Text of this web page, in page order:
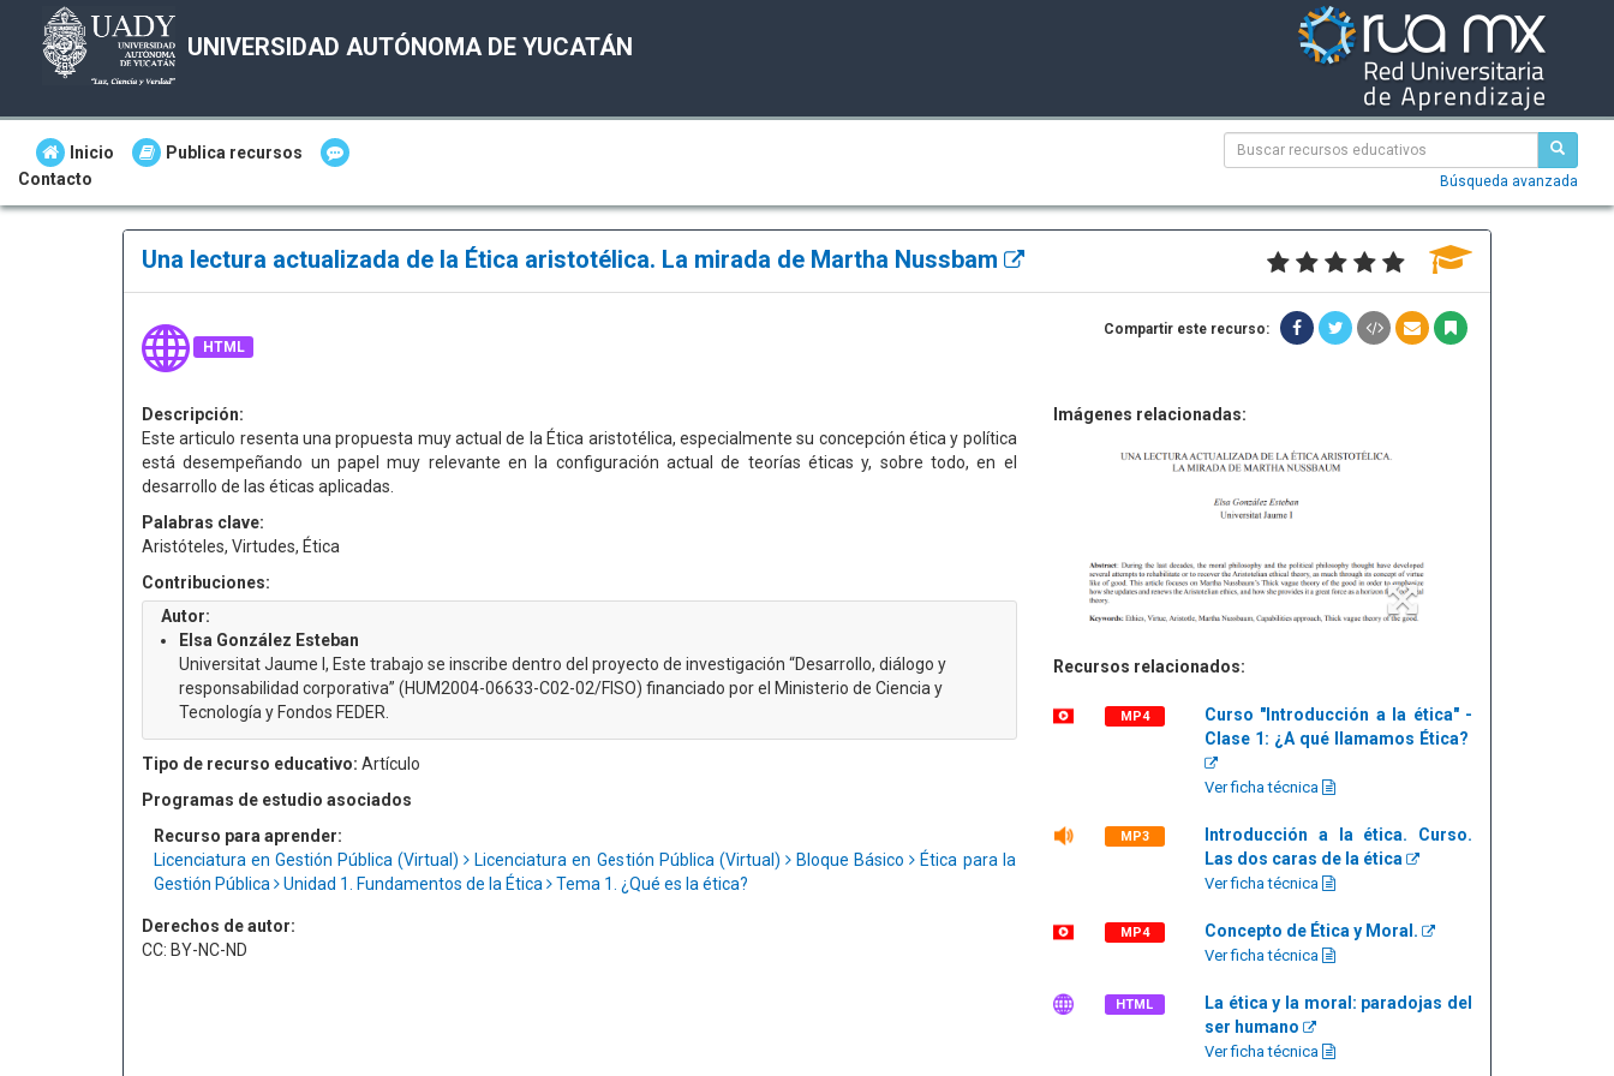
UNIVERSIDAD AUTÓNOMA DE YUCATÁN
Inicio
Publica recursos
Contacto
Búsqueda avanzada
Una lectura actualizada de la Ética aristotélica. La mirada de Martha Nussbam
HTML
Compartir este recurso:
Descripción:
Este articulo resenta una propuesta muy actual de la Ética aristotélica, especialmente su concepción ética y política
está desempeñando un papel muy relevante en la configuración actual de teorías éticas y, sobre todo, en el
desarrollo de las éticas aplicadas.
Palabras clave:
Aristóteles, Virtudes, Ética
Contribuciones:
Autor:
Elsa González Esteban
Universitat Jaume I, Este trabajo se inscribe dentro del proyecto de investigación “Desarrollo, diálogo y
responsabilidad corporativa” (HUM2004-06633-C02-02/FISO) financiado por el Ministerio de Ciencia y
Tecnología y Fondos FEDER.
Tipo de recurso educativo: Artículo
Programas de estudio asociados
Recurso para aprender:
Licenciatura en Gestión Pública (Virtual)
Licenciatura en Gestión Pública (Virtual) Bloque Básico
Ética para la
Gestión Pública
Unidad 1. Fundamentos de la Ética Tema 1. ¿Qué es la ética?
Derechos de autor:
CC: BY-NC-ND
Imágenes relacionadas:
Recursos relacionados:
MP4
Curso "Introducción a la ética" -
Clase 1: ¿A qué llamamos Ética?
Ver ficha técnica
MP3
Introducción a la ética. Curso.
Las dos caras de la ética
Ver ficha técnica
MP4 Concepto de Ética y Moral.
Ver ficha técnica
HTML
La ética y la moral: paradojas del
ser humano
Ver ficha técnica